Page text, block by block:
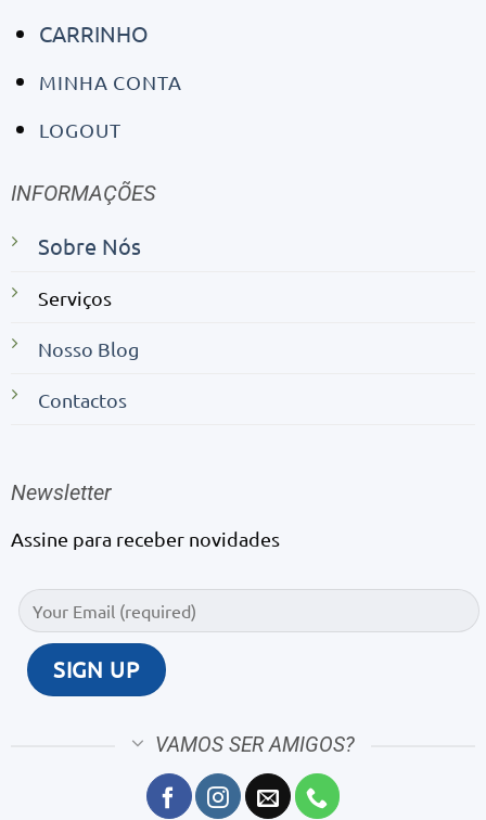
CARRINHO
MINHA CONTA
LOGOUT
INFORMAÇÕES
Sobre Nós
Serviços
Nosso Blog
Contactos
Newsletter
Assine para receber novidades
VAMOS SER AMIGOS?